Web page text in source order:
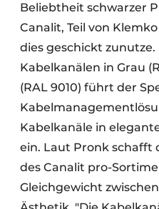
Beliebtheit schwarzer
Canalit, Teil von
dies geschickt
Kabelkanälen in Grau
(RAL 9010) führt der
Kabelkanäle in
ein. Laut Pronk schafft
des Canalit pro-
Gleichgewicht